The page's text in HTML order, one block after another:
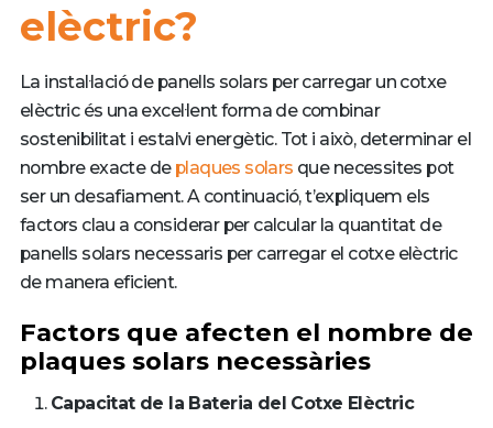
elèctric?
La instal·lació de panells solars per carregar un cotxe
elèctric és una excel·lent forma de combinar
sostenibilitat i estalvi energètic. Tot i això, determinar el
nombre exacte de plaques solars que necessites pot
ser un desafiament. A continuació, t’expliquem els
factors clau a considerar per calcular la quantitat de
panells solars necessaris per carregar el cotxe elèctric
de manera eficient.
Factors que afecten el nombre de
plaques solars necessàries
Capacitat de la Bateria del Cotxe Elèctric